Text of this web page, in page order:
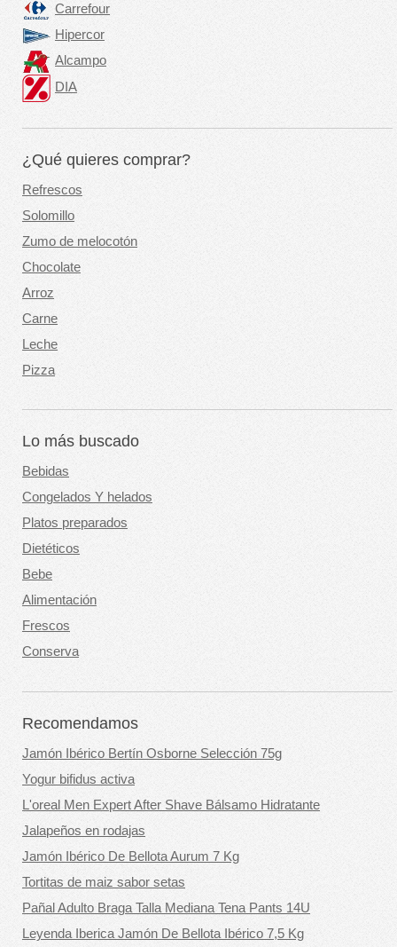
Carrefour
Hipercor
Alcampo
DIA
¿Qué quieres comprar?
Refrescos
Solomillo
Zumo de melocotón
Chocolate
Arroz
Carne
Leche
Pizza
Lo más buscado
Bebidas
Congelados Y helados
Platos preparados
Dietéticos
Bebe
Alimentación
Frescos
Conserva
Recomendamos
Jamón Ibérico Bertín Osborne Selección 75g
Yogur bifidus activa
L'oreal Men Expert After Shave Bálsamo Hidratante
Jalapeños en rodajas
Jamón Ibérico De Bellota Aurum 7 Kg
Tortitas de maiz sabor setas
Pañal Adulto Braga Talla Mediana Tena Pants 14U
Leyenda Iberica Jamón De Bellota Ibérico 7,5 Kg